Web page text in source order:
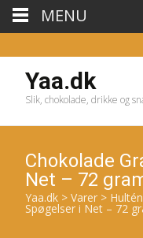
Yaa.dk
Slik, chokolade, drikke og
Chokolade
Net – 72
Yaa.dk > Varer >
Spøgelser i Net – 72
MENU